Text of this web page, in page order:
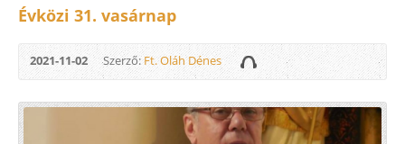
Évközi 31. vasárnap
2021-11-02 Szerző:Ft. Oláh Dénes